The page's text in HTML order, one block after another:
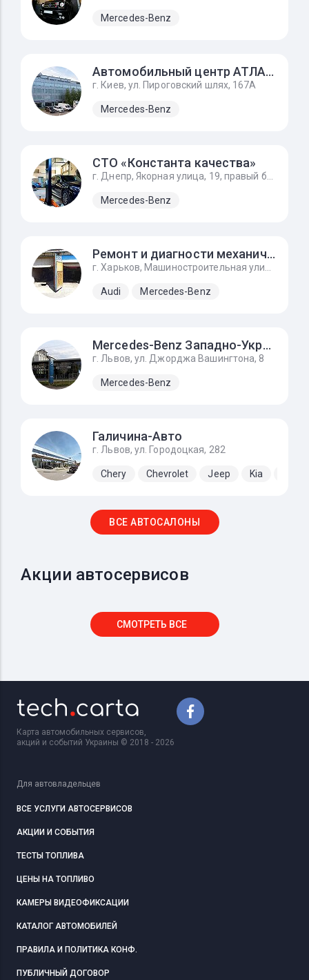
Mercedes-Benz
Автомобильный центр АТЛАНТ
г. Киев, ул. Пироговский шлях, 167А
Mercedes-Benz
СТО «Константа качества»
Mercedes-Benz
Ремонт и диагности механического инжектора ke-jetronic
Audi Mercedes-Benz
Mercedes-Benz Западно-Украинский Автомобильный Дом
г. Львов, ул. Джорджа Вашингтона, 8
Mercedes-Benz
Галичина-Авто
г. Львов, ул. Городоцкая, 282
Chery Chevrolet Jeep Kia
ВСЕ АВТОСАЛОНЫ
Акции автосервисов
СМОТРЕТЬ ВСЕ
Карта автомобильных сервисов,
акций и событий Украины © 2018 - 2026
Для автовладельцев
ВСЕ УСЛУГИ АВТОСЕРВИСОВ
АКЦИИ И СОБЫТИЯ
ТЕСТЫ ТОПЛИВА
ЦЕНЫ НА ТОПЛИВО
КАМЕРЫ ВИДЕОФИКСАЦИИ
КАТАЛОГ АВТОМОБИЛЕЙ
ПРАВИЛА И ПОЛИТИКА КОНФ.
ПУБЛИЧНЫЙ ДОГОВОР